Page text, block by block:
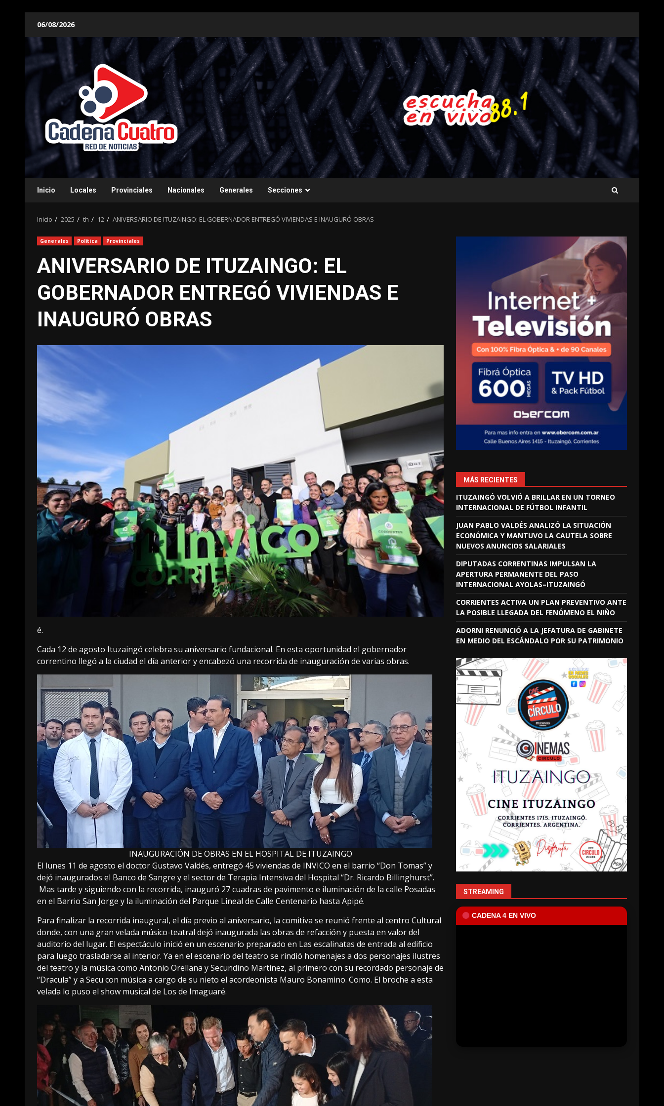
contenido
06/08/2026
Inicio Locales Provinciales Nacionales Generales Secciones
Inicio 2025 th 12 ANIVERSARIO DE ITUZAINGO: EL GOBERNADOR ENTREGÓ VIVIENDAS E INAUGURÓ OBRAS
Generales Política Provinciales
ANIVERSARIO DE ITUZAINGO: EL
GOBERNADOR ENTREGÓ VIVIENDAS E
INAUGURÓ OBRAS
é.
Cada 12 de agosto Ituzaingó celebra su aniversario fundacional. En esta oportunidad el gobernador
correntino llegó a la ciudad el día anterior y encabezó una recorrida de inauguración de varias obras.
INAUGURACIÓN DE OBRAS EN EL HOSPITAL DE ITUZAINGO
El lunes 11 de agosto el doctor Gustavo Valdés, entregó 45 viviendas de INVICO en el barrio “Don Tomas” y
dejó inaugurados el Banco de Sangre y el sector de Terapia Intensiva del Hospital “Dr. Ricardo Billinghurst”.
Mas tarde y siguiendo con la recorrida, inauguró 27 cuadras de pavimento e iluminación de la calle Posadas
en el Barrio San Jorge y la iluminación del Parque Lineal de Calle Centenario hasta Apipé.
Para finalizar la recorrida inaugural, el día previo al aniversario, la comitiva se reunió frente al centro Cultural
donde, con una gran velada músico-teatral dejó inaugurada las obras de refacción y puesta en valor del
auditorio del lugar. El espectáculo inició en un escenario preparado en Las escalinatas de entrada al edificio
para luego trasladarse al interior. Ya en el escenario del teatro se rindió homenajes a dos personajes ilustres
del teatro y la música como Antonio Orellana y Secundino Martínez, al primero con su recordado personaje de
“Dracula” y a Secu con música a cargo de su nieto el acordeonista Mauro Bonamino. Como. El broche a esta
velada lo puso el show musical de Los de Imaguaré.
MÁS RECIENTES
ITUZAINGÓ VOLVIÓ A BRILLAR EN UN TORNEO
INTERNACIONAL DE FÚTBOL INFANTIL
JUAN PABLO VALDÉS ANALIZÓ LA SITUACIÓN
ECONÓMICA Y MANTUVO LA CAUTELA SOBRE
NUEVOS ANUNCIOS SALARIALES
DIPUTADAS CORRENTINAS IMPULSAN LA
APERTURA PERMANENTE DEL PASO
INTERNACIONAL AYOLAS–ITUZAINGÓ
CORRIENTES ACTIVA UN PLAN PREVENTIVO ANTE
LA POSIBLE LLEGADA DEL FENÓMENO EL NIÑO
ADORNI RENUNCIÓ A LA JEFATURA DE GABINETE
EN MEDIO DEL ESCÁNDALO POR SU PATRIMONIO
STREAMING
CADENA 4 EN VIVO